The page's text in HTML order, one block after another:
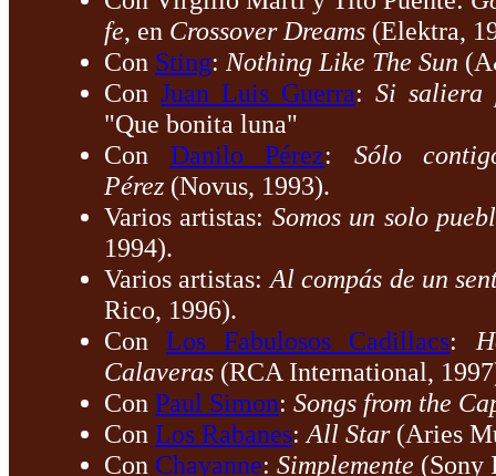
fe, en Crossover Dreams (Elektra,
Con Sting: Nothing Like The Sun
Con Juan Luis Guerra: Si saliera
"Que bonita luna"
Con Danilo Pérez: Sólo
Pérez (Novus, 1993).
Varios artistas: Somos un solo
1994).
Varios artistas: Al compás de un
Rico, 1996).
ConLos Fabulosos Cadillacs:
Calaveras (RCA International,
Con Paul Simon: Songs from the
Con Los Rabanes: All Star(Aries
Con Chayanne: Simplemente (Sony